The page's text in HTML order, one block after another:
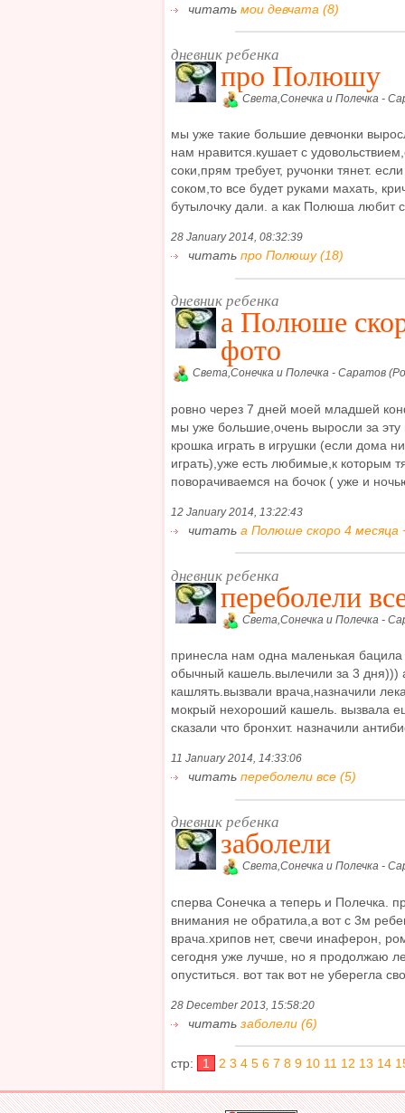
читать мои девчата (8)
дневник ребенка
про Полюшу
Света,Сонечка и Полечка -
мы уже такие большие девчонки
нам нравится.кушает с
соки,прям требует, ручонки тянет.
соком,то все будет руками махать,
бутылочку дали. а как Полюша любит
28 January 2014, 08:32:39
читать про Полюшу (18)
дневник ребенка
а Полюше
фото
Света,Сонечка и Полечка - Саратов
ровно через 7 дней моей младшей
мы уже большие,очень выросли за
крошка играть в игрушки (если дома
играть),уже есть любимые,к которым
поворачиваемся на бочок ( уже и
12 January 2014, 13:22:43
читать а Полюше скоро 4
дневник ребенка
переболели
Света,Сонечка и Полечка -
принесла нам одна маленькая
обычный кашель.вылечили за 3 дня)))
кашлять.вызвали врача,назначили
мокрый нехороший кашель. вызвала
сказали что бронхит. назначили
11 January 2014, 14:33:06
читать переболели все (5)
дневник ребенка
заболели
Света,Сонечка и Полечка -
сперва Сонечка а теперь и Полечка.
внимания не обратила,а вот с 3м
врача.хрипов нет, свечи инаферон,
сегодня уже лучше, но я продолжаю
опуститься. вот так вот не уберегла
28 December 2013, 15:58:20
читать заболели (6)
стр: 1 2 3 4 5 6 7 8 9 10 11 12 13 14